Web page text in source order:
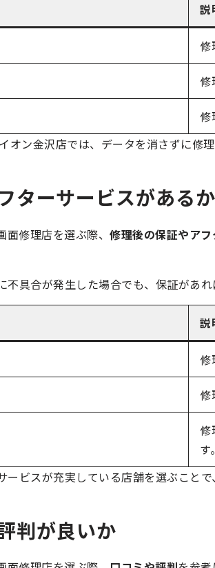
説
修
修
修
オン金沢店では、データを消さずに修
ターサービスがあるか
修理店を選ぶ際、 修理後の保証やア
不具合が発生した場合でも、保証があれ
説
修
修
修
す。
ービスが充実している店舗を選ぶこと
判が良いか